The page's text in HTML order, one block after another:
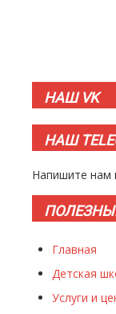
НАШVK
НАШ
Напишите нам
Главная
Детская
Услуги и